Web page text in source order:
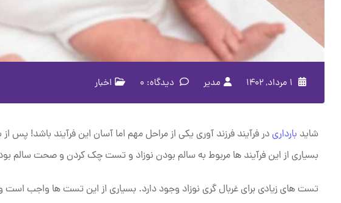
مدیر دیدگاه: 0 اخبار
شاید بارداریدر فرآیند فرزند آوری یکی از مراحل مهم اما آسان این فرآیند باشد! پس
بسیاری از این فرآیند ها مربوط به سالم بودن نوزاد و تست چک کردن و صحت سالم
تست های زیادی برای غربال گری نوزاد وجود دارد. بسیاری از این تست ها واجب